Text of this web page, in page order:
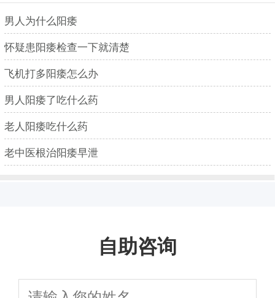
男人为什么阳痿
怀疑患阳痿检查一下就清楚
飞机打多阳痿怎么办
男人阳痿了吃什么药
老人阳痿吃什么药
老中医根治阳痿早泄
自助咨询